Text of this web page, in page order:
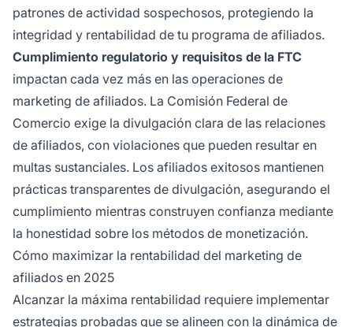
patrones de actividad sospechosos, protegiendo la
integridad y rentabilidad de tu programa de afiliados.
Cumplimiento regulatorio y requisitos de la FTC
impactan cada vez más en las operaciones de
marketing de afiliados. La Comisión Federal de
Comercio exige la divulgación clara de las relaciones
de afiliados, con violaciones que pueden resultar en
multas sustanciales. Los afiliados exitosos mantienen
prácticas transparentes de divulgación, asegurando el
cumplimiento mientras construyen confianza mediante
la honestidad sobre los métodos de monetización.
Cómo maximizar la rentabilidad del marketing de
afiliados en 2025
Alcanzar la máxima rentabilidad requiere implementar
estrategias probadas que se alineen con la dinámica de